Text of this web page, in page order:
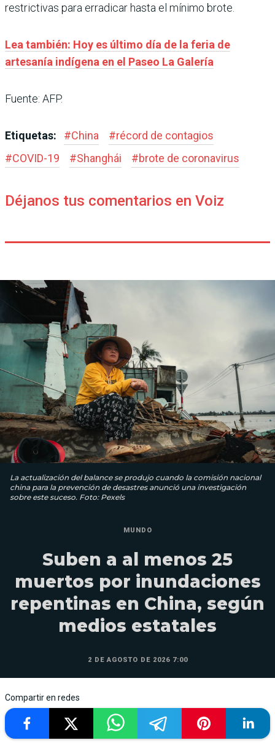
restrictivas para erradicar hasta el mínimo brote.
Lea también: Hoy es último día de la feria de
artesanía indígena en el Paseo La Galería
Fuente: AFP.
Etiquetas: #China #récord de contagios
#COVID-19 #Shanghái #brote de coronavirus
Déjanos tus comentarios en Voiz
La actualización del balance se produjo cuando la comisión nacional
china para la prevención de desastres anunció una investigación
sobre este suceso. Foto: Pexels
MUNDO
Suben a al menos 25
muertos por inundaciones
repentinas en China, según
medios estatales
2 DE AGOSTO DE 2026 7:00
Compartir en redes